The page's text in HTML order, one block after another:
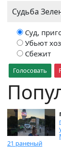
Судьба
Суд,
Убьют
Сбежит
Голосовать
21 раненый